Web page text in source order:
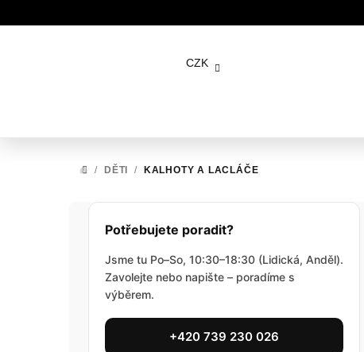
CZK
DOMŮ
/ DĚTI / KALHOTY A LACLÁČE
Potřebujete poradit?
Jsme tu Po–So, 10:30–18:30 (Lidická, Anděl).
Zavolejte nebo napište – poradíme s
výběrem.
+420 739 230 026